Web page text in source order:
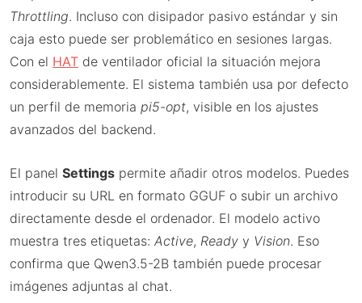
Throttling. Incluso con disipador pasivo estándar y sin
caja esto puede ser problemático en sesiones largas.
Con el HAT de ventilador oficial la situación mejora
considerablemente. El sistema también usa por defecto
un perfil de memoria pi5-opt, visible en los ajustes
avanzados del backend.
El panel Settings permite añadir otros modelos. Puedes
introducir su URL en formato GGUF o subir un archivo
directamente desde el ordenador. El modelo activo
muestra tres etiquetas: Active, Ready y Vision. Eso
confirma que Qwen3.5-2B también puede procesar
imágenes adjuntas al chat.